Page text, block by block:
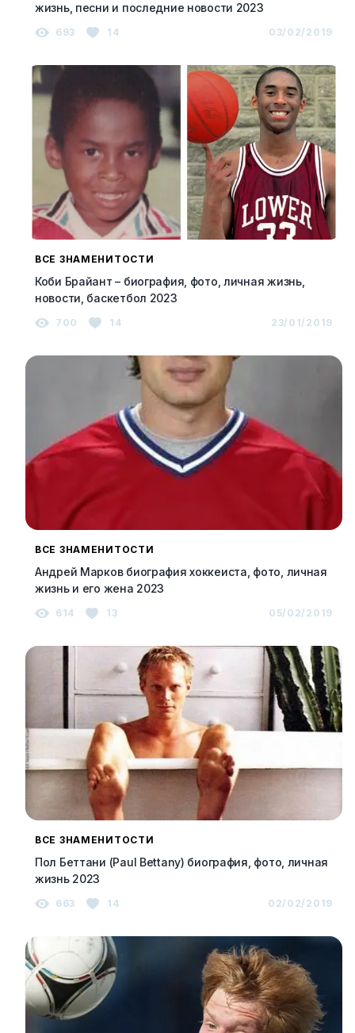
жизнь, песни и последние новости 2023
693 14 03/02/2019
ВСЕ ЗНАМЕНИТОСТИ
Коби Брайант – биография, фото, личная жизнь,
новости, баскетбол 2023
700 14 23/01/2019
ВСЕ ЗНАМЕНИТОСТИ
Андрей Марков биография хоккеиста, фото, личная
жизнь и его жена 2023
614 13 05/02/2019
ВСЕ ЗНАМЕНИТОСТИ
Пол Беттани (Paul Bettany) биография, фото, личная
жизнь 2023
663 14 02/02/2019